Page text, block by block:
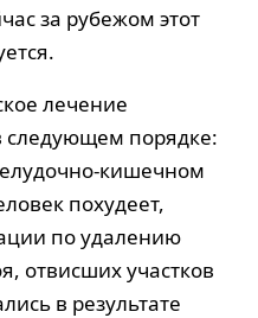
за рубежом этот
лечение
следующем порядке:
кишечном
похудеет,
по удалению
отвисших участков
в результате